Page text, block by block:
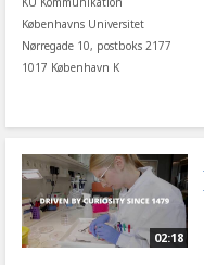
Københavns Universitet
Nørregade 10, postboks 2177
1017 København K
02:18